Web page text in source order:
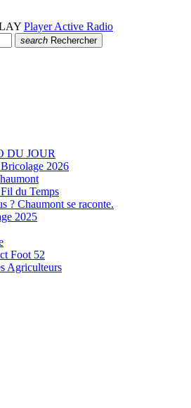
Player Active Radio
search Rechercher
DU JOUR
2026
du Temps
? Chaumont se raconte.
2025
Foot 52
Agriculteurs